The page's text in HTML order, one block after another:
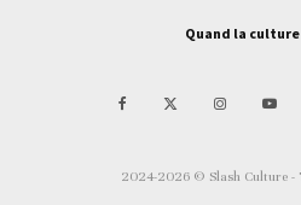
Quand la culture
2024-2026 © Slash Culture -